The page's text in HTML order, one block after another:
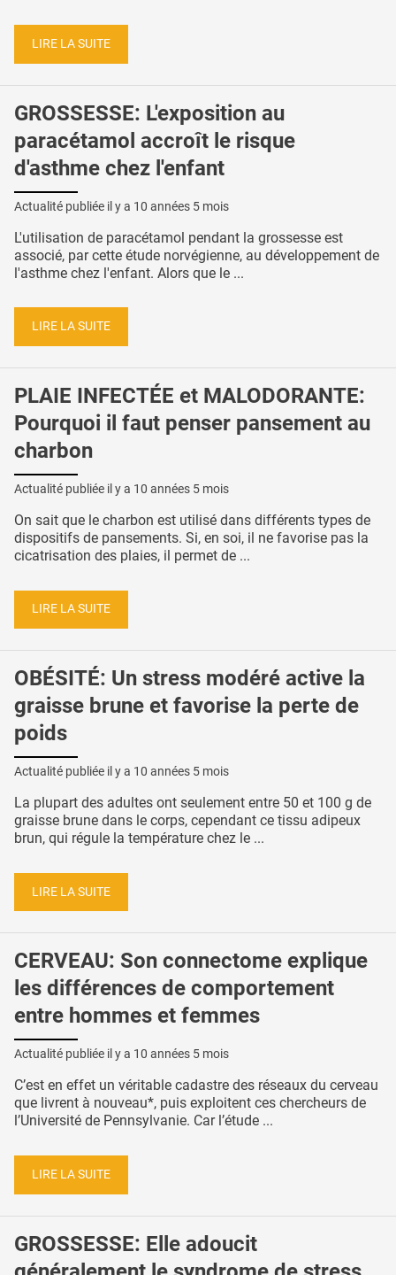
LIRE LA SUITE
GROSSESSE: L'exposition au
paracétamol accroît le risque
d'asthme chez l'enfant
Actualité publiée il y a 10 années 5 mois
L'utilisation de paracétamol pendant la grossesse est
associé, par cette étude norvégienne, au développement de
l'asthme chez l'enfant. Alors que le ...
LIRE LA SUITE
PLAIE INFECTÉE et MALODORANTE:
Pourquoi il faut penser pansement au
charbon
Actualité publiée il y a 10 années 5 mois
On sait que le charbon est utilisé dans différents types de
dispositifs de pansements. Si, en soi, il ne favorise pas la
cicatrisation des plaies, il permet de ...
LIRE LA SUITE
OBÉSITÉ: Un stress modéré active la
graisse brune et favorise la perte de
poids
Actualité publiée il y a 10 années 5 mois
La plupart des adultes ont seulement entre 50 et 100 g de
graisse brune dans le corps, cependant ce tissu adipeux
brun, qui régule la température chez le ...
LIRE LA SUITE
CERVEAU: Son connectome explique
les différences de comportement
entre hommes et femmes
Actualité publiée il y a 10 années 5 mois
C’est en effet un véritable cadastre des réseaux du cerveau
que livrent à nouveau*, puis exploitent ces chercheurs de
l’Université de Pennsylvanie. Car l’étude ...
LIRE LA SUITE
GROSSESSE: Elle adoucit